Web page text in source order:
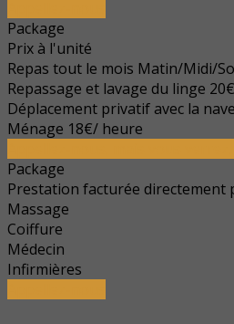
Package
Prix à l'unité
Repas tout le mois Matin/Midi/
Repassage et lavage du linge
Déplacement privatif avec la
Ménage 18€/ heure
Package
Prestation facturée directement
Massage
Coiffure
Médecin
Infirmières